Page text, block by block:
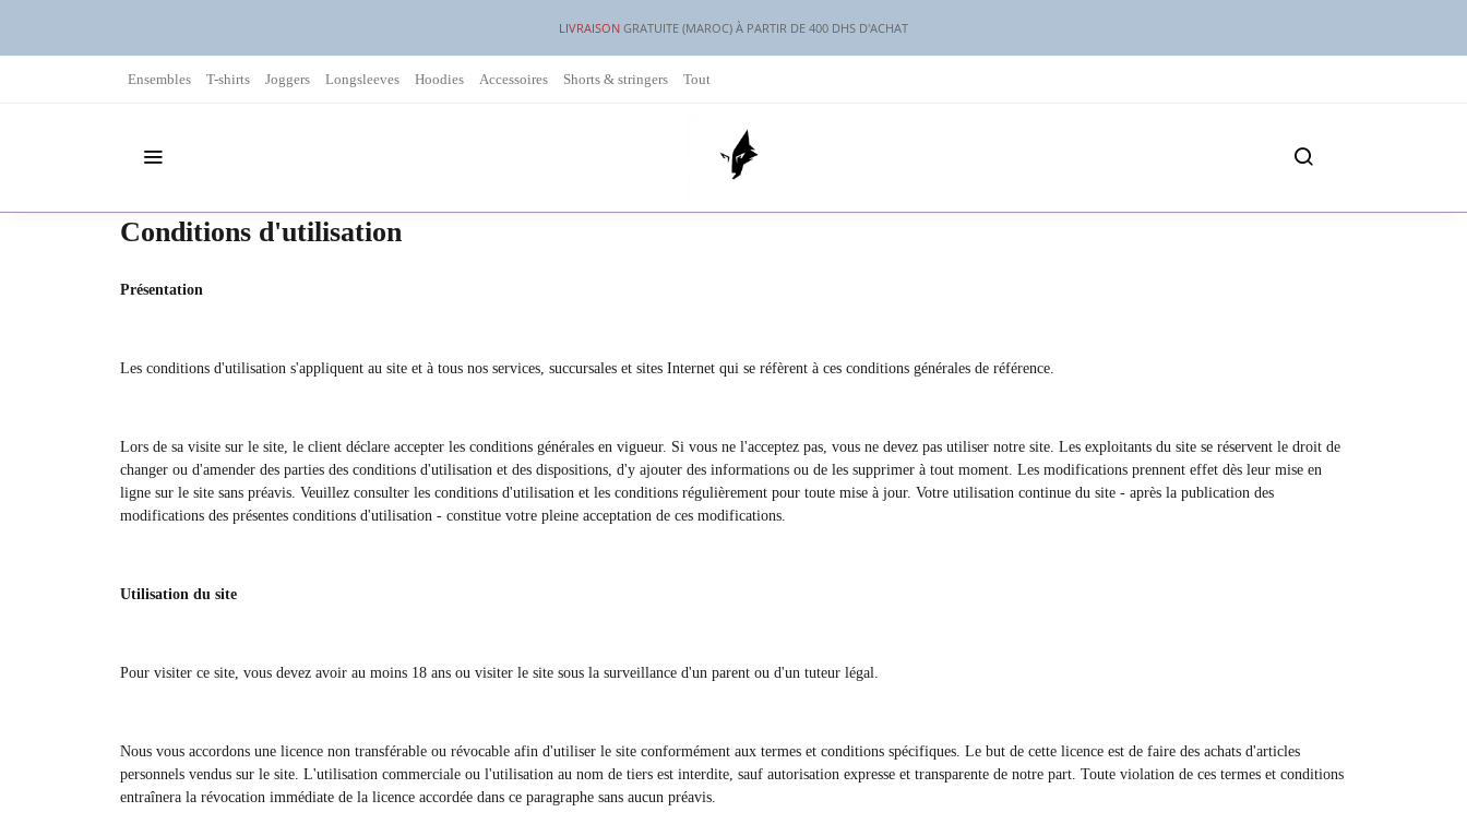
LIVRAISON GRATUITE (MAROC) À PARTIR DE 400 DHS D'ACHAT
Ensembles T-shirts Joggers Longsleeves Hoodies Accessoires Shorts & stringers Tout
Conditions d'utilisation
Présentation
Les conditions d'utilisation s'appliquent au site et à tous nos services, succursales et sites Internet qui se réfèrent à ces conditions générales de référence.
Lors de sa visite sur le site, le client déclare accepter les conditions générales en vigueur. Si vous ne l'acceptez pas, vous ne devez pas utiliser notre site. Les exploitants du site se réservent le droit de
changer ou d'amender des parties des conditions d'utilisation et des dispositions, d'y ajouter des informations ou de les supprimer à tout moment. Les modifications prennent effet dès leur mise en
ligne sur le site sans préavis. Veuillez consulter les conditions d'utilisation et les conditions régulièrement pour toute mise à jour. Votre utilisation continue du site - après la publication des
modifications des présentes conditions d'utilisation - constitue votre pleine acceptation de ces modifications.
Utilisation du site
Pour visiter ce site, vous devez avoir au moins 18 ans ou visiter le site sous la surveillance d'un parent ou d'un tuteur légal.
Nous vous accordons une licence non transférable ou révocable afin d'utiliser le site conformément aux termes et conditions spécifiques. Le but de cette licence est de faire des achats d'articles
personnels vendus sur le site. L'utilisation commerciale ou l'utilisation au nom de tiers est interdite, sauf autorisation expresse et transparente de notre part. Toute violation de ces termes et conditions
entraînera la révocation immédiate de la licence accordée dans ce paragraphe sans aucun préavis.